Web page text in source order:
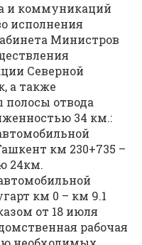
и коммуникаций
исполнения
Министров
Северной
а также
полосы отвода
34 км.:
км 230+735 –
24км.
км 0 – км 9.1
от 18 июля
рабочая